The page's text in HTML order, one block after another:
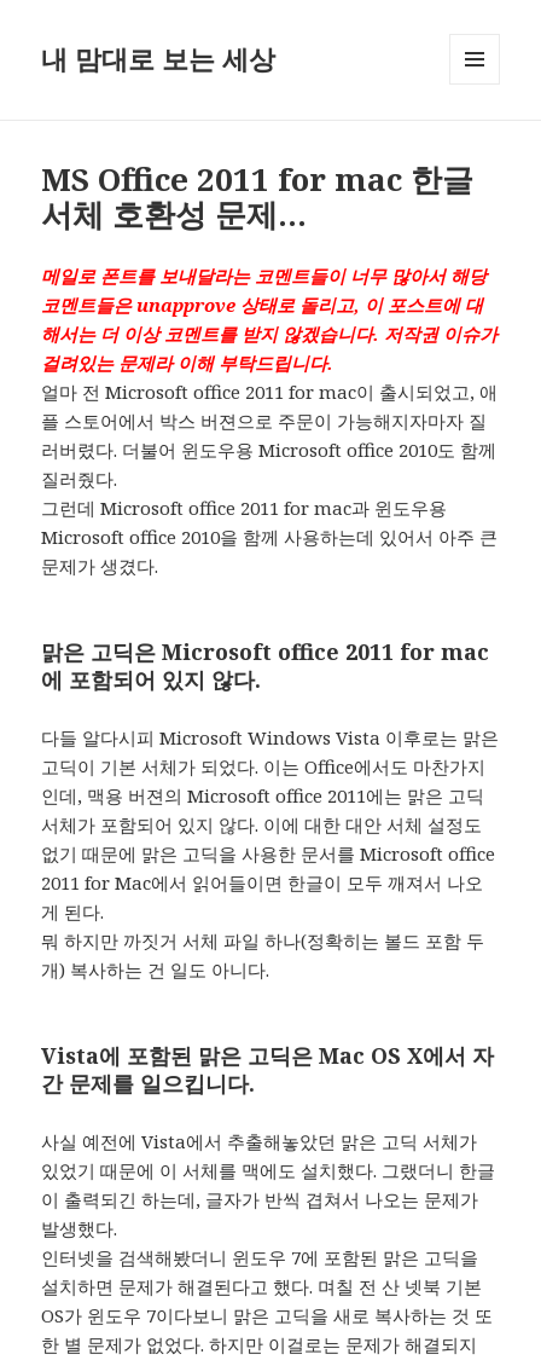
내 맘대로 보는 세상
MS Office 2011 for mac 한글
서체 호환성 문제…
메일로 폰트를 보내달라는 코멘트들이 너무 많아서 해당
코멘트들은 unapprove 상태로 돌리고, 이 포스트에 대
해서는 더 이상 코멘트를 받지 않겠습니다. 저작권 이슈가
걸려있는 문제라 이해 부탁드립니다.
얼마 전 Microsoft office 2011 for mac이 출시되었고, 애
플 스토어에서 박스 버젼으로 주문이 가능해지자마자 질
러버렸다. 더불어 윈도우용 Microsoft office 2010도 함께
질러줬다.
그런데 Microsoft office 2011 for mac과 윈도우용
Microsoft office 2010을 함께 사용하는데 있어서 아주 큰
문제가 생겼다.
맑은 고딕은 Microsoft office 2011 for mac
에 포함되어 있지 않다.
다들 알다시피 Microsoft Windows Vista 이후로는 맑은
고딕이 기본 서체가 되었다. 이는 Office에서도 마찬가지
인데, 맥용 버젼의 Microsoft office 2011에는 맑은 고딕
서체가 포함되어 있지 않다. 이에 대한 대안 서체 설정도
없기 때문에 맑은 고딕을 사용한 문서를 Microsoft office
2011 for Mac에서 읽어들이면 한글이 모두 깨져서 나오
게 된다.
뭐 하지만 까짓거 서체 파일 하나(정확히는 볼드 포함 두
개) 복사하는 건 일도 아니다.
Vista에 포함된 맑은 고딕은 Mac OS X에서 자
간 문제를 일으킵니다.
사실 예전에 Vista에서 추출해놓았던 맑은 고딕 서체가
있었기 때문에 이 서체를 맥에도 설치했다. 그랬더니 한글
이 출력되긴 하는데, 글자가 반씩 겹쳐서 나오는 문제가
발생했다.
인터넷을 검색해봤더니 윈도우 7에 포함된 맑은 고딕을
설치하면 문제가 해결된다고 했다. 며칠 전 산 넷북 기본
OS가 윈도우 7이다보니 맑은 고딕을 새로 복사하는 것 또
한 별 문제가 없었다. 하지만 이걸로는 문제가 해결되지